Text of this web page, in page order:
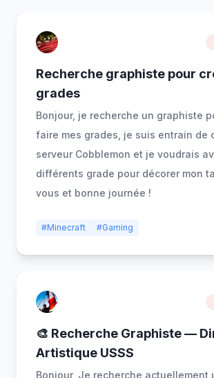
Recherche graphiste pour
grades
Bonjour, je recherche un graphiste
faire mes grades, je suis entrain de
serveur Cobblemon et je voudrais
différents grade pour décorer mon
vous et bonne journée !
#Minecraft #Gaming
🎨 Recherche Graphiste —
Artistique USSS
Bonjour, Je recherche actuellement